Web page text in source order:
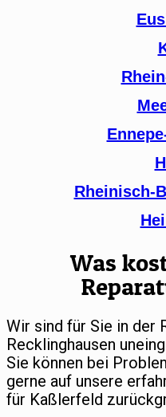
Rheinisch-
Was
Wir sind für Sie in der
Recklinghausen
Sie können bei
gerne auf unsere
für Kaßlerfeld